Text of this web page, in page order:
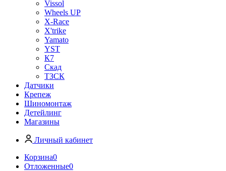
Vissol
Wheels UP
X-Race
X'trike
Yamato
YST
К7
Скад
ТЗСК
Датчики
Крепеж
Шиномонтаж
Детейлинг
Магазины
Личный кабинет
Корзина0
Отложенные0